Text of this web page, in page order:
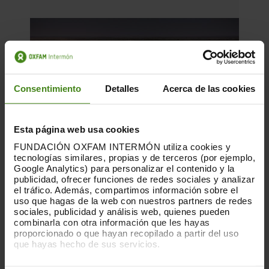
Consentimiento Detalles Acerca de las cookies
Esta página web usa cookies
FUNDACIÓN OXFAM INTERMÓN utiliza cookies y
tecnologías similares, propias y de terceros (por ejemplo,
Google Analytics) para personalizar el contenido y la
publicidad, ofrecer funciones de redes sociales y analizar
el tráfico. Además, compartimos información sobre el
uso que hagas de la web con nuestros partners de redes
sociales, publicidad y análisis web, quienes pueden
combinarla con otra información que les hayas
proporcionado o que hayan recopilado a partir del uso
que hayas hecho de sus servicios.
18.05.2022
Un retard perillós 2: el preu de la
inacció